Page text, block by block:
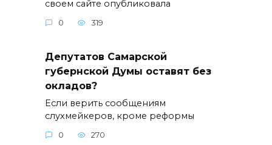
своем сайте опубликовала
0 319
Депутатов Самарской
губернской Думы оставят без
окладов?
Если верить сообщениям
слухмейкеров, кроме реформы
0 270